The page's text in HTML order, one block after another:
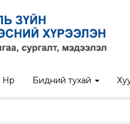
Нүүр Бидний тухай